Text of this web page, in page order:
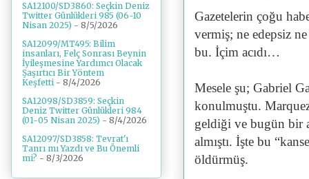
Gazetelerin çoğu
vermiş; ne edepsiz
bu. İçim acıdı…
Mesele şu; Gabriel
konulmuştu.
geldiği ve bugün bir
almıştı. İşte bu
öldürmüş.
SA12100/SD3860: Seçkin Deniz
Twitter Günlükleri 985 (06-10
Nisan 2025) - 8/5/2026
SA12099/MT495: Bilim
insanları, Felç Sonrası Beynin
İyileşmesine Yardımcı Olacak
Şaşırtıcı Bir Yöntem
Keşfetti - 8/4/2026
SA12098/SD3859: Seçkin
Deniz Twitter Günlükleri 984
(01-05 Nisan 2025) - 8/4/2026
SA12097/SD3858: Tevrat'ı
Tanrı mı Yazdı ve Bu Önemli
mi? - 8/3/2026